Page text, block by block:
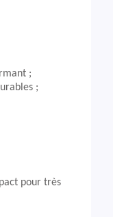
;
;
pour très